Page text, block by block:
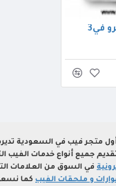
في3
متجر فيب في السعودية
جميع أنواع خدمات الفيب
في السوق من العلامات
و ملحقات الفيب كما